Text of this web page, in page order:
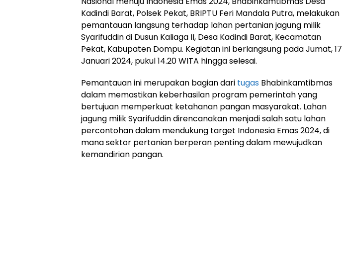
Kadindi Barat, Polsek Pekat, BRIPTU Feri Mandala Putra, melakukan
pemantauan langsung terhadap lahan pertanian jagung milik
Syarifuddin di Dusun Kaliaga II, Desa Kadindi Barat, Kecamatan
Pekat, Kabupaten Dompu. Kegiatan ini berlangsung pada Jumat, 17
Januari 2024, pukul 14.20 WITA hingga selesai.
Pemantauan ini merupakan bagian dari tugas Bhabinkamtibmas
dalam memastikan keberhasilan program pemerintah yang
bertujuan memperkuat ketahanan pangan masyarakat. Lahan
jagung milik Syarifuddin direncanakan menjadi salah satu lahan
percontohan dalam mendukung target Indonesia Emas 2024, di
mana sektor pertanian berperan penting dalam mewujudkan
kemandirian pangan.